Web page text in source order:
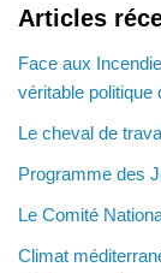
Articles
Face aux
véritable politique
Le cheval de
Programme des
Le Comité
Climat